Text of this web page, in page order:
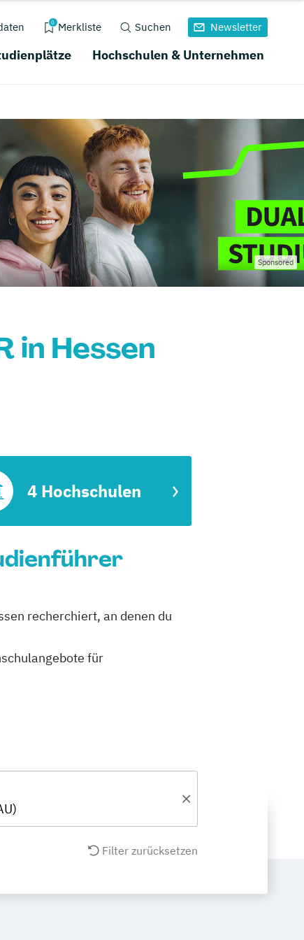
0 Merkliste Suchen Newsletter
Hochschulen & Unternehmen
Sponsored
in Hessen
4 Hochschulen
recherchiert, an denen du
für
Filter zurücksetzen